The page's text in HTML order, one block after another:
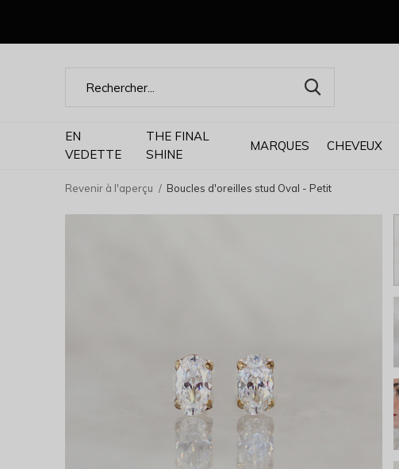
EN
VEDETTE
THE FINAL
SHINE
MARQUES CHEVEUX
Revenir à l'aperçu Boucles d'oreilles stud Oval - Petit